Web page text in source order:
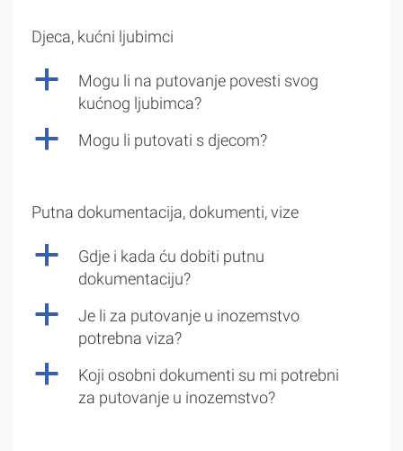
Djeca, kućni ljubimci
a
Mogu li na putovanje povesti svog
kućnog ljubimca?
a Mogu li putovati s djecom?
Putna dokumentacija, dokumenti, vize
a
Gdje i kada ću dobiti putnu
dokumentaciju?
a
Je li za putovanje u inozemstvo
potrebna viza?
a
Koji osobni dokumenti su mi potrebni
za putovanje u inozemstvo?